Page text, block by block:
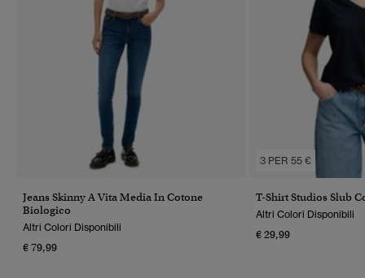
Jeans Skinny A Vita Media In Cotone
Biologico
Altri Colori Disponibili
€ 79,99
3 PER 55 €
T-Shirt Studios Slub
Altri Colori Disponibili
€ 29,99